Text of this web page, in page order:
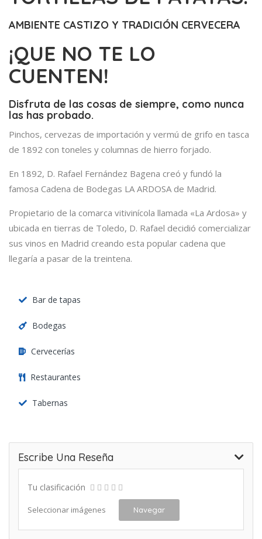
AMBIENTE CASTIZO Y TRADICIÓN CERVECERA
¡QUE NO TE LO
CUENTEN!
Disfruta de las cosas de siempre, como nunca
las has probado.
Pinchos, cervezas de importación y vermú de grifo en tasca
de 1892 con toneles y columnas de hierro forjado.
En 1892, D. Rafael Fernández Bagena creó y fundó la
famosa Cadena de Bodegas LA ARDOSA de Madrid.
Propietario de la comarca vitivinícola llamada «La Ardosa» y
ubicada en tierras de Toledo, D. Rafael decidió comercializar
sus vinos en Madrid creando esta popular cadena que
llegaría a pasar de la treintena.
Bar de tapas
Bodegas
Cervecerías
Restaurantes
Tabernas
Escribe Una Reseña
Tu clasificación
Seleccionar imágenes Navegar